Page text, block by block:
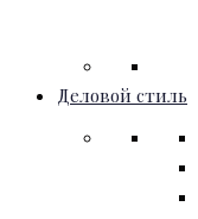
Деловой стиль